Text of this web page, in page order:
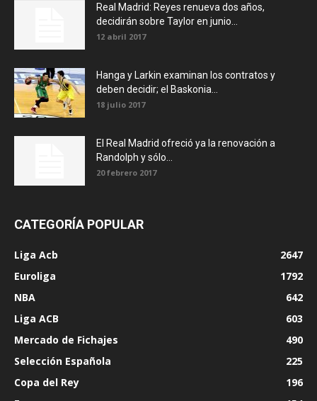
Real Madrid: Reyes renueva dos años,
decidirán sobre Taylor en junio...
12 abril 2017
Hanga y Larkin examinan los contratos y
deben decidir; el Baskonia...
18 julio 2017
El Real Madrid ofreció ya la renovación a
Randolph y sólo...
20 febrero 2017
CATEGORÍA POPULAR
Liga Acb
2647
Euroliga
1792
NBA
642
Liga ACB
603
Mercado de Fichajes
490
Selección Española
225
Copa del Rey
196